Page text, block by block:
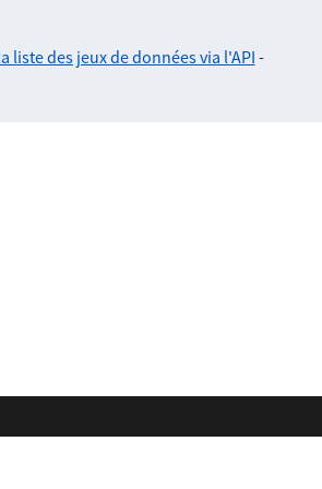
liste des jeux de données via l'API -